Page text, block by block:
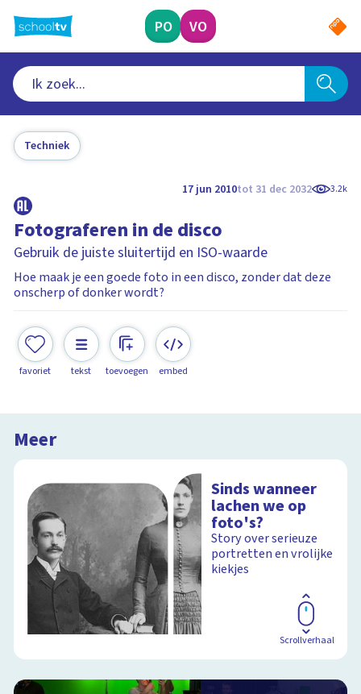
naar
hoofdinhoud
PO VO
Techniek
17 jun 2010tot 31 dec 2032 3.2k
Fotograferen in de disco
Gebruik de juiste sluitertijd en ISO-waarde
Hoe maak je een goede foto in een disco, zonder dat deze
onscherp of donker wordt?
favoriet tekst toevoegen embed
Meer
Sinds wanneer
lachen we op
foto's?
Story over serieuze
portretten en vrolijke
kiekjes
Scrollverhaal